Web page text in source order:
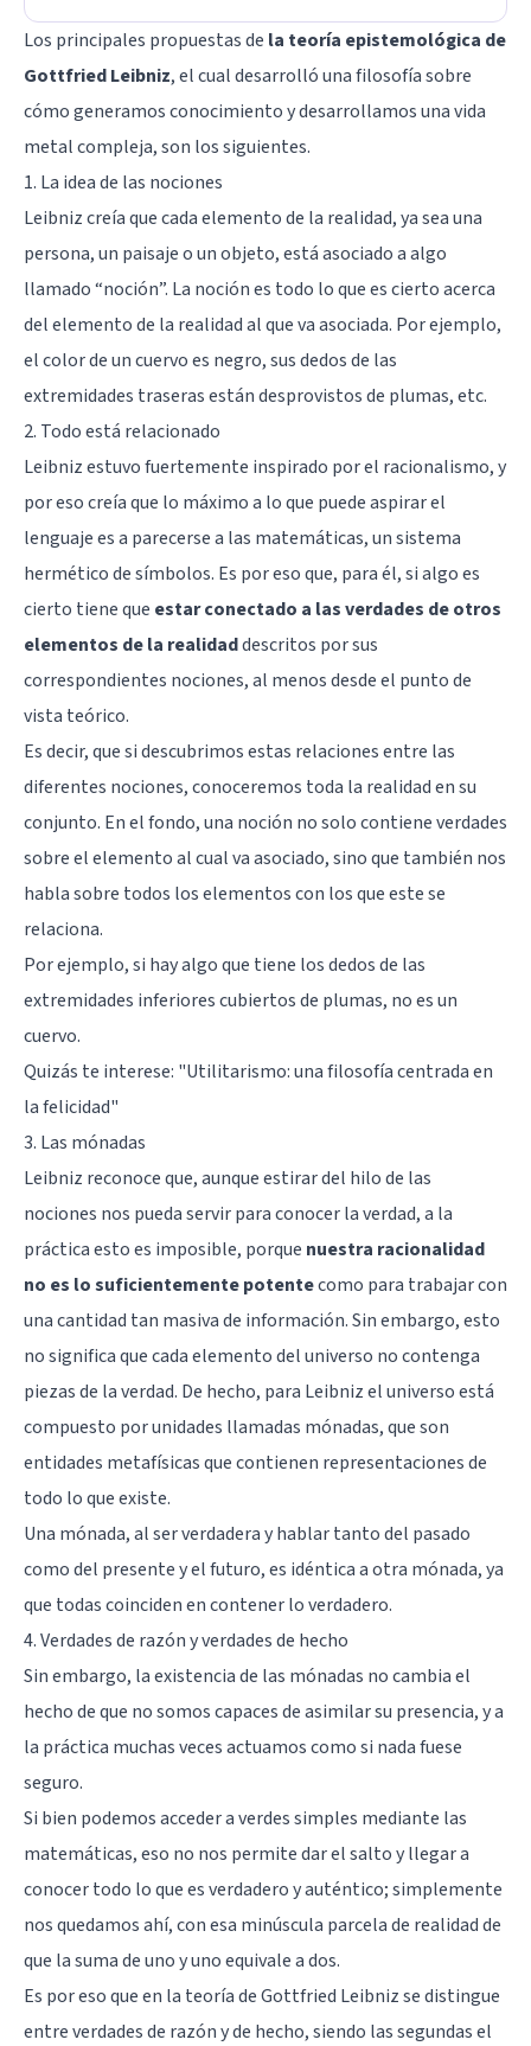
Los principales propuestas de la teoría epistemológica de
Gottfried Leibniz, el cual desarrolló una filosofía sobre
cómo generamos conocimiento y desarrollamos una vida
metal compleja, son los siguientes.
1. La idea de las nociones
Leibniz creía que cada elemento de la realidad, ya sea una
persona, un paisaje o un objeto, está asociado a algo
llamado “noción”. La noción es todo lo que es cierto acerca
del elemento de la realidad al que va asociada. Por ejemplo,
el color de un cuervo es negro, sus dedos de las
extremidades traseras están desprovistos de plumas, etc.
2. Todo está relacionado
Leibniz estuvo fuertemente inspirado por el racionalismo, y
por eso creía que lo máximo a lo que puede aspirar el
lenguaje es a parecerse a las matemáticas, un sistema
hermético de símbolos. Es por eso que, para él, si algo es
cierto tiene que estar conectado a las verdades de otros
elementos de la realidaddescritos por sus
correspondientes nociones, al menos desde el punto de
vista teórico.
Es decir, que si descubrimos estas relaciones entre las
diferentes nociones, conoceremos toda la realidad en su
conjunto. En el fondo, una noción no solo contiene verdades
sobre el elemento al cual va asociado, sino que también nos
habla sobre todos los elementos con los que este se
relaciona.
Por ejemplo, si hay algo que tiene los dedos de las
extremidades inferiores cubiertos de plumas, no es un
cuervo.
Quizás te interese: "Utilitarismo: una filosofía centrada en
la felicidad"
3. Las mónadas
Leibniz reconoce que, aunque estirar del hilo de las
nociones nos pueda servir para conocer la verdad, a la
práctica esto es imposible, porque nuestra racionalidad
no es lo suficientemente potentecomo para trabajar con
una cantidad tan masiva de información. Sin embargo, esto
no significa que cada elemento del universo no contenga
piezas de la verdad. De hecho, para Leibniz el universo está
compuesto por unidades llamadas mónadas, que son
entidades metafísicas que contienen representaciones de
todo lo que existe.
Una mónada, al ser verdadera y hablar tanto del pasado
como del presente y el futuro, es idéntica a otra mónada, ya
que todas coinciden en contener lo verdadero.
4. Verdades de razón y verdades de hecho
Sin embargo, la existencia de las mónadas no cambia el
hecho de que no somos capaces de asimilar su presencia, y a
la práctica muchas veces actuamos como si nada fuese
seguro.
Si bien podemos acceder a verdes simples mediante las
matemáticas, eso no nos permite dar el salto y llegar a
conocer todo lo que es verdadero y auténtico; simplemente
nos quedamos ahí, con esa minúscula parcela de realidad de
que la suma de uno y uno equivale a dos.
Es por eso que en la teoría de Gottfried Leibniz se distingue
entre verdades de razón y de hecho, siendo las segundas el